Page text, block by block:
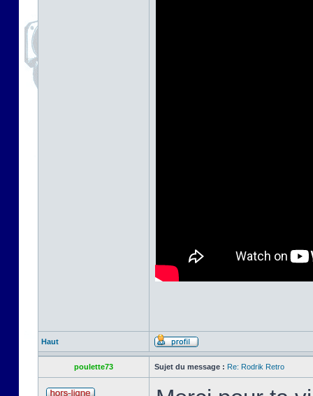
Haut
poulette73 Sujet du message : Re: Rodrik Retro